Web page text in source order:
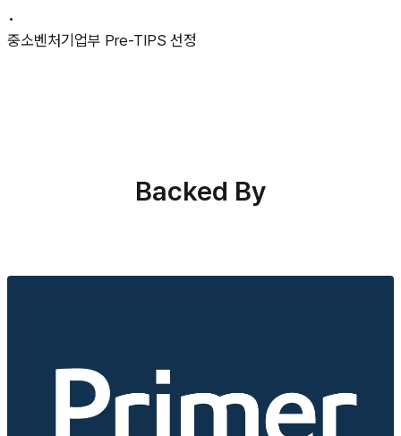
•
중소벤처기업부 Pre-TIPS 선정
Backed By